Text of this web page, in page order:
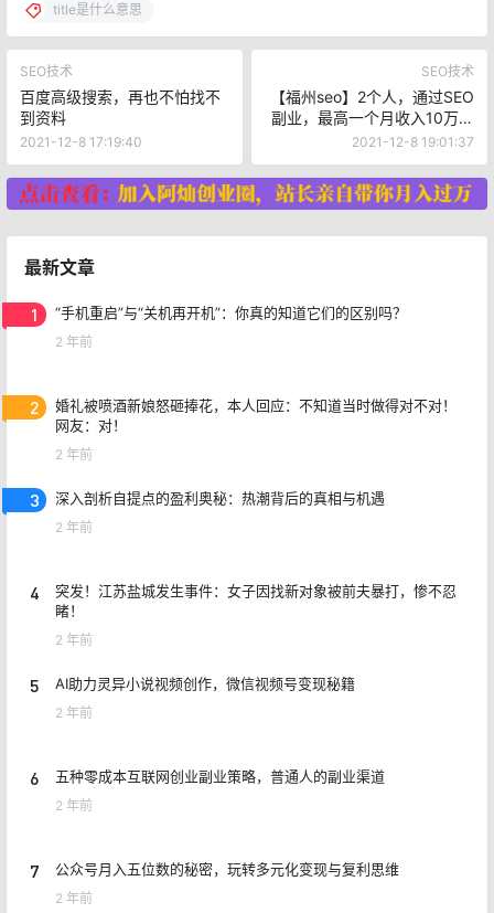
title是什么意思
SEO技术
百度高级搜索，再也不怕找不
到资料
2021-12-8 17:19:40
SEO技术
【福州seo】2个人，通过SEO
副业，最高一个月收入10万美
金
2021-12-8 19:01:37
最新文章
1 “手机重启”与“关机再开机”：你真的知道它们的区别吗？
2 年前
2
婚礼被喷酒新娘怒砸捧花，本人回应：不知道当时做得对不对！
网友：对！
2 年前
3 深入剖析自提点的盈利奥秘：热潮背后的真相与机遇
2 年前
4
突发！江苏盐城发生事件：女子因找新对象被前夫暴打，惨不忍
睹！
2 年前
5 AI助力灵异小说视频创作，微信视频号变现秘籍
2 年前
6 五种零成本互联网创业副业策略，普通人的副业渠道
2 年前
7 公众号月入五位数的秘密，玩转多元化变现与复利思维
2 年前